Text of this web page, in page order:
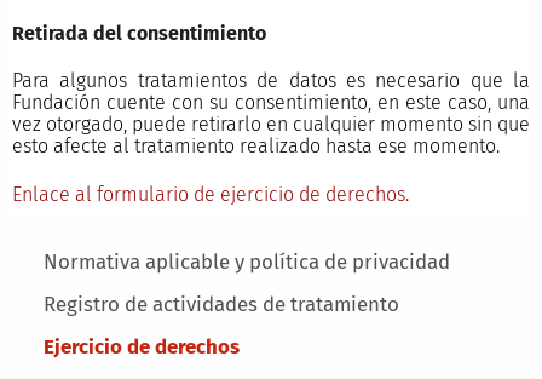
Main menu
Normativa aplicable y política de privacidad
Registro de actividades de tratamiento
Ejercicio de derechos
Retirada del consentimiento
Para algunos tratamientos de datos es necesario que la
Fundación cuente con su consentimiento, en este caso, una
vez otorgado, puede retirarlo en cualquier momento sin que
esto afecte al tratamiento realizado hasta ese momento.
Enlace al formulario de ejercicio de derechos.